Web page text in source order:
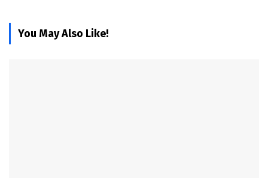
You May Also Like!